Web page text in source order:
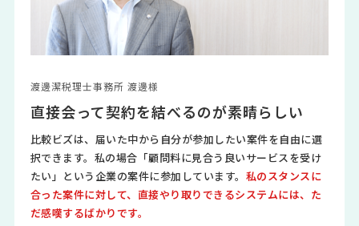
渡邊潔税理士事務所 渡邊様
直接会って契約を結べるのが素晴らしい
比較ビズは、届いた中から自分が参加したい案件を自由に選
択できます。私の場合「顧問料に見合う良いサービスを受け
たい」という企業の案件に参加しています。 私のスタンスに
合った案件に対して、直接やり取りできるシステムには、た
だ感嘆するばかりです。